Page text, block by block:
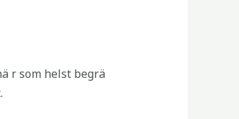
r som helst begrä